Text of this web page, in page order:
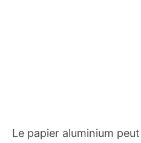
Le papier aluminium